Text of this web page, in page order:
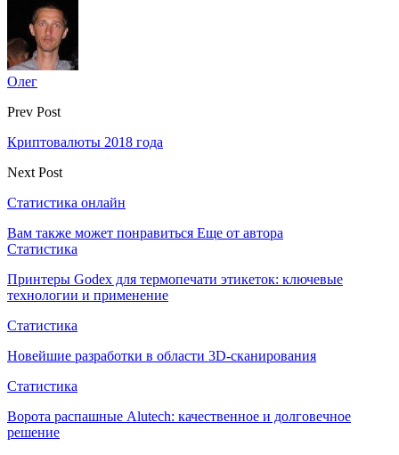
Олег
Prev Post
Криптовалюты 2018 года
Next Post
Статистика онлайн
Вам также может понравиться Еще от автора
Статистика
Принтеры Godex для термопечати этикеток: ключевые
технологии и применение
Статистика
Новейшие разработки в области 3D-сканирования
Статистика
Ворота распашные Alutech: качественное и долговечное
решение